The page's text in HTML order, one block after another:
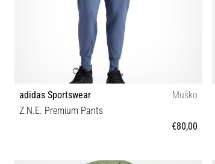
adidas Sportswear
Muško
Z.N.E. Premium Pants
€80,00